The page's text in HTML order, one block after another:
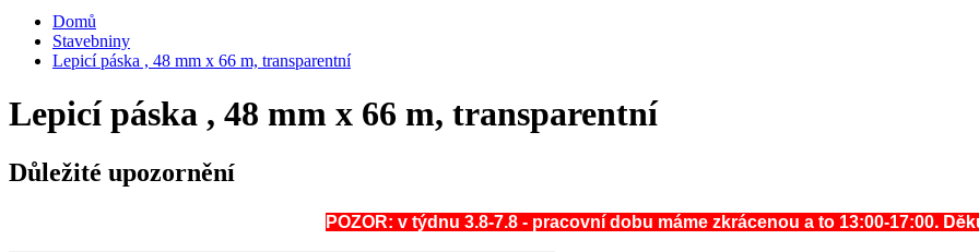
Domů
Stavebniny
Lepicí páska , 48 mm x 66 m, transparentní
Lepicí páska , 48 mm x 66 m, transparentní
Důležité upozornění
POZOR: v týdnu 3.8-7.8 - pracovní dobu máme zkrácenou a to 13:00-17:00.